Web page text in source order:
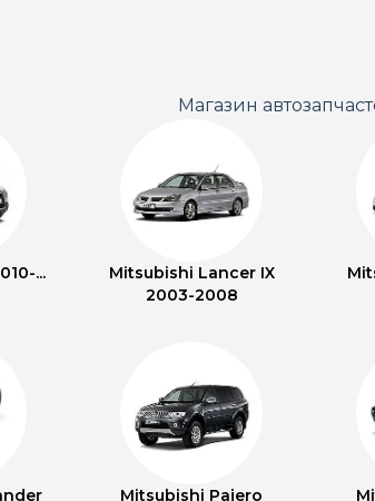
Магазин
...
Mitsubishi Lancer IX
2003-2008
Mitsubishi Pajero